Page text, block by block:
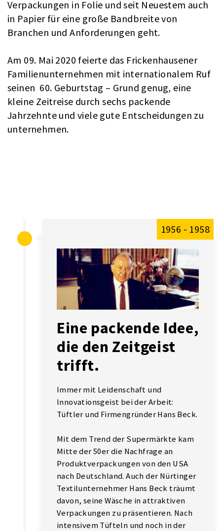
Verpackungen in Folie und seit Neuestem auch
in Papier für eine große Bandbreite von
Branchen und Anforderungen geht.
Am 09. Mai 2020 feierte das Frickenhausener
Familienunternehmen mit internationalem Ruf
seinen 60. Geburtstag – Grund genug, eine
kleine Zeitreise durch sechs packende
Jahrzehnte und viele gute Entscheidungen zu
unternehmen.
1956 - 1958
Eine packende Idee,
die den Zeitgeist
trifft.
Immer mit Leidenschaft und
Innovationsgeist bei der Arbeit:
Tüftler und Firmengründer Hans Beck.
Mit dem Trend der Supermärkte kam
Mitte der 50er die Nachfrage an
Produktverpackungen von den USA
nach Deutschland. Auch der Nürtinger
Textilunternehmer Hans Beck träumt
davon, seine Wäsche in attraktiven
Verpackungen zu präsentieren. Nach
intensivem Tüfteln und noch in der